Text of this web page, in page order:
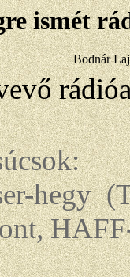
ismét
Bodnár
hegy